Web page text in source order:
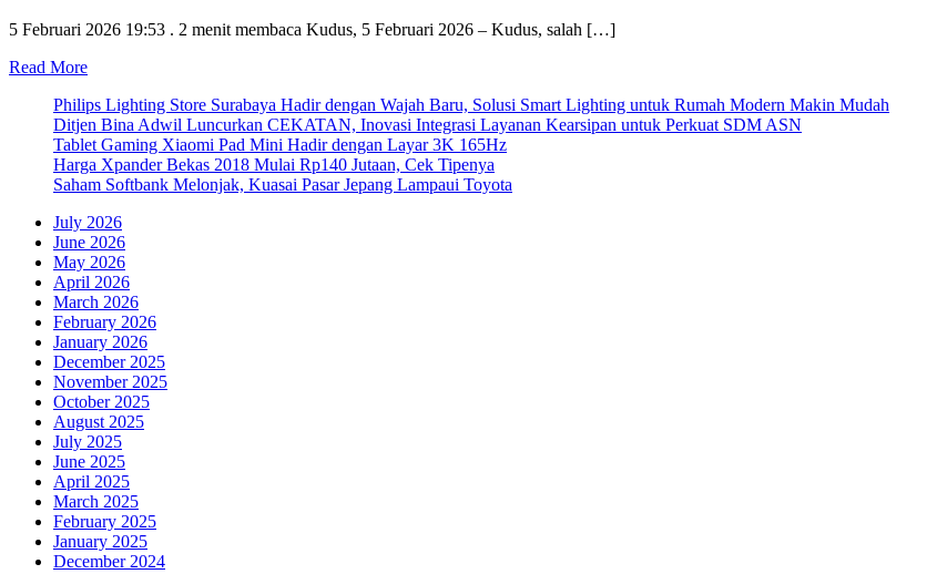
5 Februari 2026 19:53 . 2 menit membaca Kudus, 5 Februari 2026 – Kudus, salah […]
Read More
Philips Lighting Store Surabaya Hadir dengan Wajah Baru, Solusi Smart Lighting untuk Rumah Modern Makin Mudah
Ditjen Bina Adwil Luncurkan CEKATAN, Inovasi Integrasi Layanan Kearsipan untuk Perkuat SDM ASN
Tablet Gaming Xiaomi Pad Mini Hadir dengan Layar 3K 165Hz
Harga Xpander Bekas 2018 Mulai Rp140 Jutaan, Cek Tipenya
Saham Softbank Melonjak, Kuasai Pasar Jepang Lampaui Toyota
July 2026
June 2026
May 2026
April 2026
March 2026
February 2026
January 2026
December 2025
November 2025
October 2025
August 2025
July 2025
June 2025
April 2025
March 2025
February 2025
January 2025
December 2024